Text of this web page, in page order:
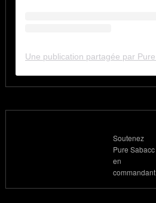
Soutenez
Pure Sabacc
en
commandant